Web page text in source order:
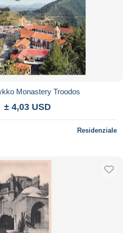
Monastery Troodos
± 4,03 USD
Residenziale